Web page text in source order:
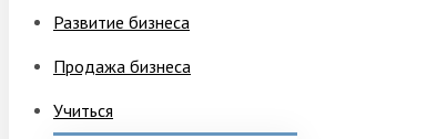
Развитие бизнеса
Продажа бизнеса
Учиться